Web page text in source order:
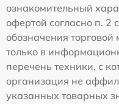
ознакомительный
офертой согласно п. 2
обозначения
только в
перечень техники, с
организация не
указанных товарных